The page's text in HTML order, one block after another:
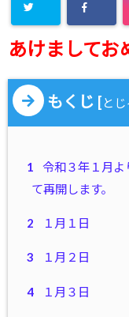
あけましてお
もくじ [とじ
1
令和３年１月
て再開します。
2 １月１日
3 １月２日
4 １月３日